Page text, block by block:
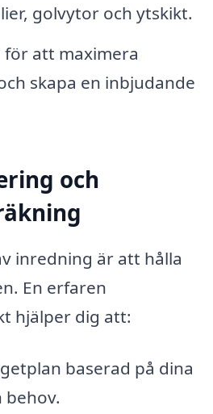
golvytor och ytskikt.
för att maximera
skapa en inbjudande
och
inredning är att hålla
En erfaren
hjälper dig att:
baserad på dina
behov.